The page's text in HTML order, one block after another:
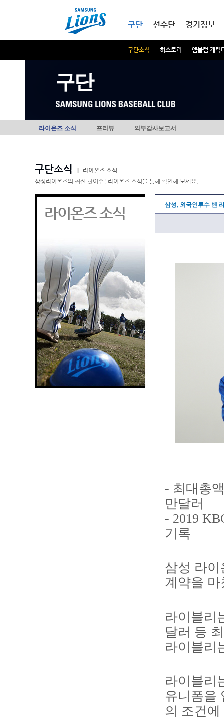
구단
구단소식 히스토리 엠블럼 캐릭
선수단 경기정보
구단
라이온즈 소식 프리뷰 외부감사보고서
구단소식
라이온즈 소식
삼성라이온즈의 최신 핫이슈! 라이온즈 소식을 통해 확인해 보세요.
라이온즈 소식 삼성, 외국인투수 벤
- 최대총
만달러
- 2019
기록
삼성 라
계약을 마
라이블리
달러 등
라이블리
라이블리
유니폼을
의 조건